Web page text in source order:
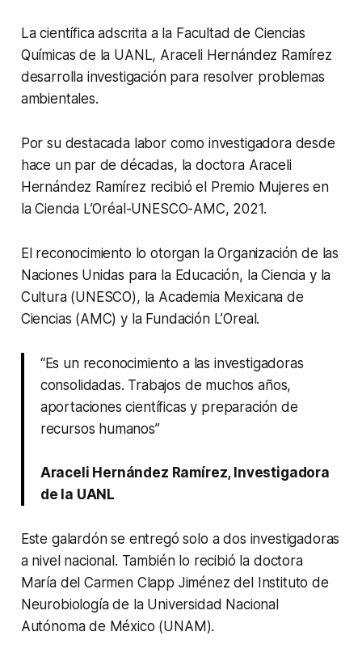
La científica adscrita a la Facultad de Ciencias
Químicas de la UANL, Araceli Hernández Ramírez
desarrolla investigación para resolver problemas
ambientales.
Por su destacada labor como investigadora desde
hace un par de décadas, la doctora Araceli
Hernández Ramírez recibió el Premio Mujeres en
la Ciencia L’Oréal-UNESCO-AMC, 2021.
El reconocimiento lo otorgan la Organización de las
Naciones Unidas para la Educación, la Ciencia y la
Cultura (UNESCO), la Academia Mexicana de
Ciencias (AMC) y la Fundación L’Oreal.
“Es un reconocimiento a las investigadoras
consolidadas. Trabajos de muchos años,
aportaciones científicas y preparación de
recursos humanos”
Araceli Hernández Ramírez, Investigadora
de la UANL
Este galardón se entregó solo a dos investigadoras
a nivel nacional. También lo recibió la doctora
María del Carmen Clapp Jiménez del Instituto de
Neurobiología de la Universidad Nacional
Autónoma de México (UNAM).